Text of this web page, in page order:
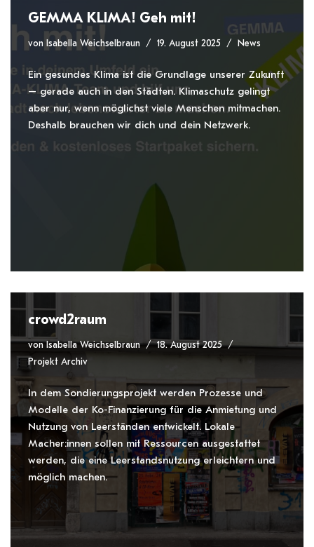
GEMMA KLIMA! Geh mit!
von Isabella Weichselbraun 19. August 2025 News
Ein gesundes Klima ist die Grundlage unserer Zukunft
– gerade auch in den Städten. Klimaschutz gelingt
aber nur, wenn möglichst viele Menschen mitmachen.
Deshalb brauchen wir dich und dein Netzwerk.
crowd2raum
vonIsabella Weichselbraun
18. August 2025
Projekt Archiv
In dem Sondierungsprojekt werden Prozesse und
Modelle der Ko-Finanzierung für die Anmietung und
Nutzung von Leerständen entwickelt. Lokale
Macher:innen sollen mit Ressourcen ausgestattet
werden, die eine Leerstandsnutzung erleichtern und
möglich machen.